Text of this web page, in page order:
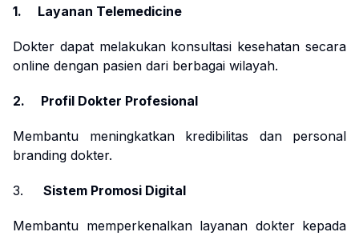
1. Layanan Telemedicine
Dokter dapat melakukan konsultasi kesehatan secara
online dengan pasien dari berbagai wilayah.
2. Profil Dokter Profesional
Membantu meningkatkan kredibilitas dan personal
branding dokter.
3. Sistem Promosi Digital
Membantu memperkenalkan layanan dokter kepada